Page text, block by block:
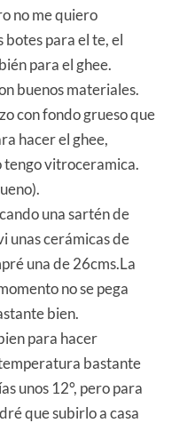
no me quiero
botes para el te, el
para el ghee.
buenos materiales.
con fondo grueso que
hacer el ghee,
tengo vitroceramica.
una sartén de
unas cerámicas de
una de 26cms.La
no se pega
bien.
para hacer
bastante
unos 12°, pero para
que subirlo a casa